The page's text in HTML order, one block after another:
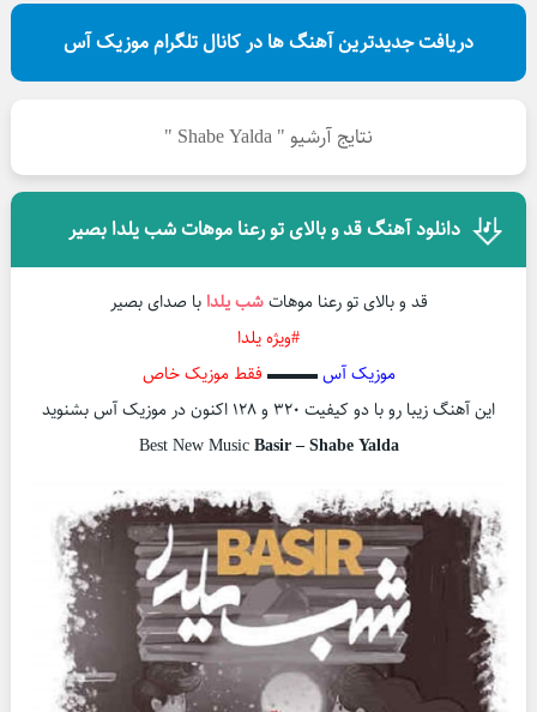
دریافت جدیدترین آهنگ ها در کانال تلگرام موزیک آس
نتایج آرشیو " Shabe Yalda "
دانلود آهنگ قد و بالای تو رعنا موهات شب یلدا بصیر
قد و بالای تو رعنا موهاتشب یلدا با صدای بصیر
#ویژه یلدا
موزیک آس▬▬▬ فقط موزیک خاص
این آهنگ زیبا رو با دو کیفیت ۳۲۰ و ۱۲۸ اکنون در موزیک آس بشنوید
Best New MusicBasir – Shabe Yalda